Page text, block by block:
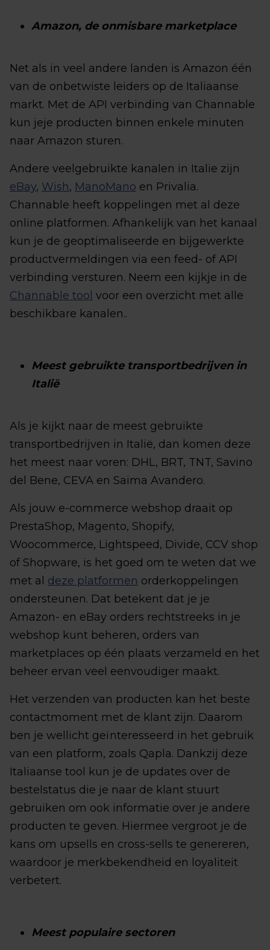
Amazon, de onmisbare marketplace
Net als in veel andere landen is Amazon één
van de onbetwiste leiders op de Italiaanse
markt. Met de API verbinding van Channable
kun jeje producten binnen enkele minuten
naar Amazon sturen.
Andere veelgebruikte kanalen in Italie zijn
eBay, Wish, ManoMano en Privalia.
Channable heeft koppelingen met al deze
online platformen. Afhankelijk van het kanaal
kun je de geoptimaliseerde en bijgewerkte
productvermeldingen via een feed- of API
verbinding versturen. Neem een kijkje in de
Channable tool voor een overzicht met alle
beschikbare kanalen..
Meest gebruikte transportbedrijven in
Italië
Als je kijkt naar de meest gebruikte
transportbedrijven in Italië, dan komen deze
het meest naar voren: DHL, BRT, TNT, Savino
del Bene, CEVA en Saima Avandero.
Als jouw e-commerce webshop draait op
PrestaShop, Magento, Shopify,
Woocommerce, Lightspeed, Divide, CCV shop
of Shopware, is het goed om te weten dat we
met al deze platformen orderkoppelingen
ondersteunen. Dat betekent dat je je
Amazon- en eBay orders rechtstreeks in je
webshop kunt beheren, orders van
marketplaces op één plaats verzameld en het
beheer ervan veel eenvoudiger maakt.
Het verzenden van producten kan het beste
contactmoment met de klant zijn. Daarom
ben je wellicht geïnteresseerd in het gebruik
van een platform, zoals Qapla. Dankzij deze
Italiaanse tool kun je de updates over de
bestelstatus die je naar de klant stuurt
gebruiken om ook informatie over je andere
producten te geven. Hiermee vergroot je de
kans om upsells en cross-sells te genereren,
waardoor je merkbekendheid en loyaliteit
verbetert.
Meest populaire sectoren